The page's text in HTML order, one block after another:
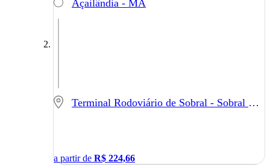
Açailândia - MA
Terminal Rodoviário de Sobral - Sobral - CE
a partir de R$ 224,66